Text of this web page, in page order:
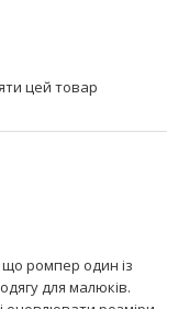
цей товар
що ромпер один із
для малюків.